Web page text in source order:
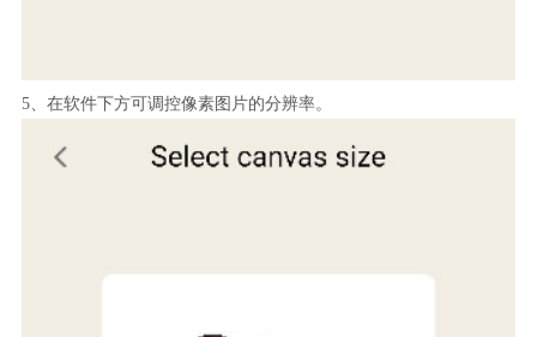
5、在软件下方可调控像素图片的分辨率。